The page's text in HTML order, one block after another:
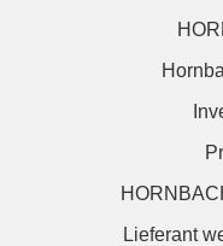
Lieferant